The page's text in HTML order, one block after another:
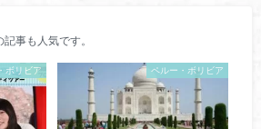
記事も人気です。
ボリビア ペルー・ボリビア